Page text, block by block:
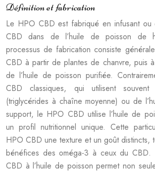
Définition et fabrication
Le HPO CBD est fabriqué en infusant ou
CBD dans de l’huile de poisson de
processus de fabrication consiste
CBD à partir de plantes de chanvre, puis
de l’huile de poisson purifiée.
CBD classiques, qui utilisent
(triglycérides à chaîne moyenne) ou de
support, le HPO CBD utilise l’huile de
un profil nutritionnel unique. Cette
HPO CBD une texture et un goût distincts,
bénéfices des oméga-3 à ceux du CBD.
CBD à l’huile de poisson permet non